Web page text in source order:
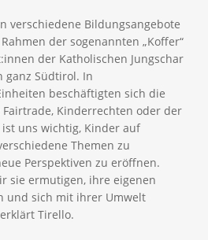
verschiedene Bildungsangebote
der sogenannten „Koffer“
der Katholischen Jungschar
ganz Südtirol. In
beschäftigten sich die
Kinderrechten oder der
ist uns wichtig, Kinder auf
Themen zu
Perspektiven zu eröffnen.
sie ermutigen, ihre eigenen
und sich mit ihrer Umwelt
Tirello.